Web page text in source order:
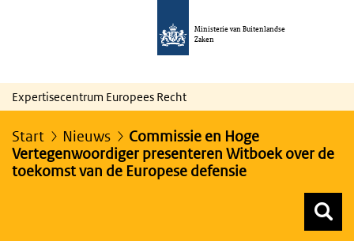
Ministerie van Buitenlandse
Zaken
Expertisecentrum Europees Recht
Start Nieuws
Commissie en Hoge
Vertegenwoordiger presenteren Witboek over de
toekomst van de Europese defensie